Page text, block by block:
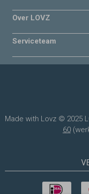
Over LOVZ
Serviceteam
Made with Lovz © 2025
60